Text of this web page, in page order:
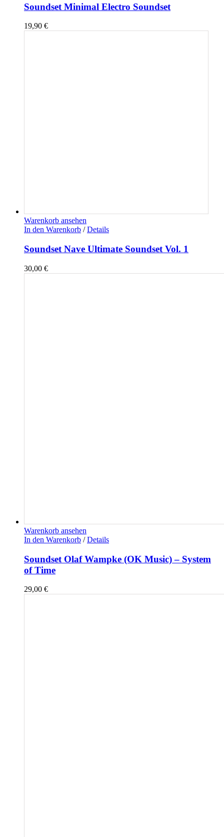
Soundset Minimal Electro Soundset
19,90 €
Warenkorb ansehen
In den Warenkorb / Details
Soundset Nave Ultimate Soundset Vol. 1
30,00 €
Warenkorb ansehen
In den Warenkorb / Details
Soundset Olaf Wampke (OK Music) – System
of Time
29,00 €